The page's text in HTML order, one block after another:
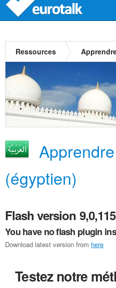
Ressources
(égyptien)
Flash version
You have no flash plugin
Download latest version from here
Testez notre